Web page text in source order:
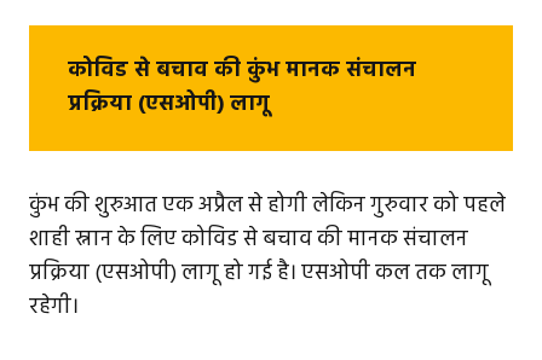
कोविड से बचाव की कुंभ मानक संचालन
प्रक्रिया (एसओपी) लागू
कुंभ की शुरुआत एक अप्रैल से होगी लेकिन गुरुवार को पहले
शाही स्नान के लिए कोविड से बचाव की मानक संचालन
प्रक्रिया (एसओपी) लागू हो गई है। एसओपी कल तक लागू
रहेगी।